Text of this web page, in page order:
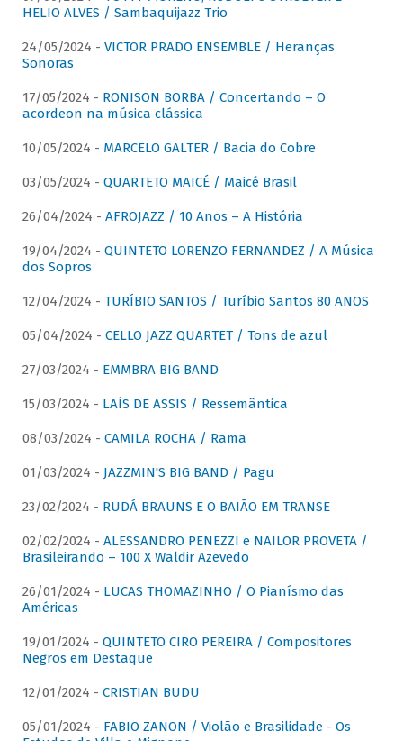
HELIO ALVES / Sambaquijazz Trio
24/05/2024 - VICTOR PRADO ENSEMBLE / Heranças
Sonoras
17/05/2024 - RONISON BORBA / Concertando – O
acordeon na música clássica
10/05/2024 - MARCELO GALTER / Bacia do Cobre
03/05/2024 - QUARTETO MAICÉ / Maicé Brasil
26/04/2024 - AFROJAZZ / 10 Anos – A História
19/04/2024 - QUINTETO LORENZO FERNANDEZ / A Música
dos Sopros
12/04/2024 - TURÍBIO SANTOS / Turíbio Santos 80 ANOS
05/04/2024 - CELLO JAZZ QUARTET / Tons de azul
27/03/2024 - EMMBRA BIG BAND
15/03/2024 - LAÍS DE ASSIS / Ressemântica
08/03/2024 - CAMILA ROCHA / Rama
01/03/2024 - JAZZMIN'S BIG BAND / Pagu
23/02/2024 - RUDÁ BRAUNS E O BAIÃO EM TRANSE
02/02/2024 - ALESSANDRO PENEZZI e NAILOR PROVETA /
Brasileirando – 100 X Waldir Azevedo
26/01/2024 - LUCAS THOMAZINHO / O Pianísmo das
Américas
19/01/2024 - QUINTETO CIRO PEREIRA / Compositores
Negros em Destaque
12/01/2024 - CRISTIAN BUDU
05/01/2024 - FABIO ZANON / Violão e Brasilidade - Os